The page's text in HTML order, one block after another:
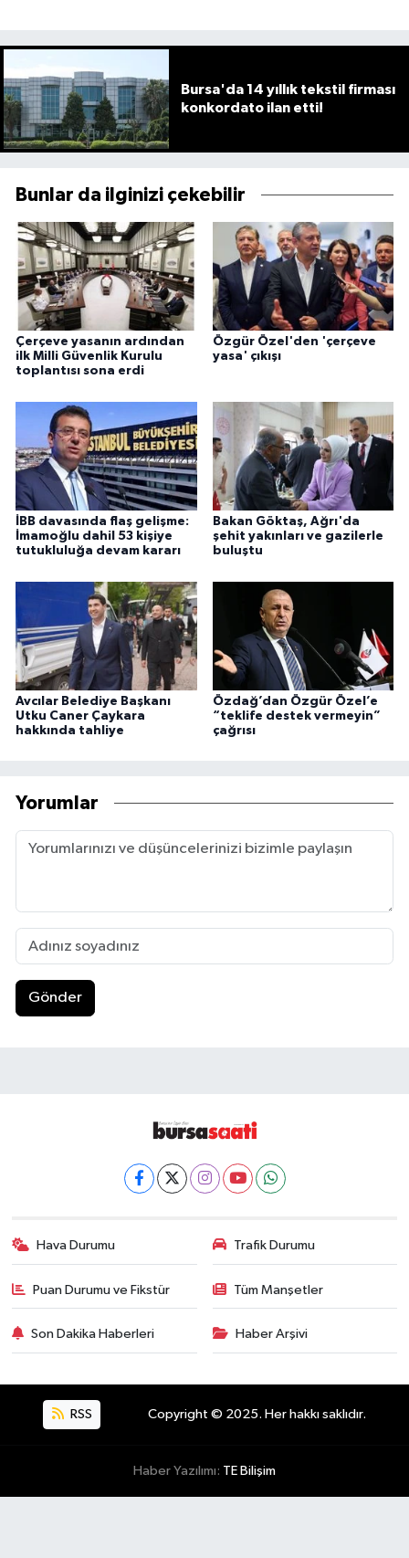
Bursa'da 14 yıllık tekstil firması
konkordato ilan etti!
Bunlar da ilginizi çekebilir
Çerçeve yasanın ardından
ilk Milli Güvenlik Kurulu
toplantısı sona erdi
Özgür Özel'den 'çerçeve
yasa' çıkışı
İBB davasında flaş gelişme:
İmamoğlu dahil 53 kişiye
tutukluluğa devam kararı
Bakan Göktaş, Ağrı'da
şehit yakınları ve gazilerle
buluştu
Avcılar Belediye Başkanı
Utku Caner Çaykara
hakkında tahliye
Özdağ’dan Özgür Özel’e
“teklife destek vermeyin”
çağrısı
Yorumlar
Gönder
Hava Durumu Trafik Durumu
Puan Durumu ve Fikstür Tüm Manşetler
Son Dakika Haberleri Haber Arşivi
RSS Copyright © 2025. Her hakkı saklıdır.
Haber Yazılımı: TE Bilişim